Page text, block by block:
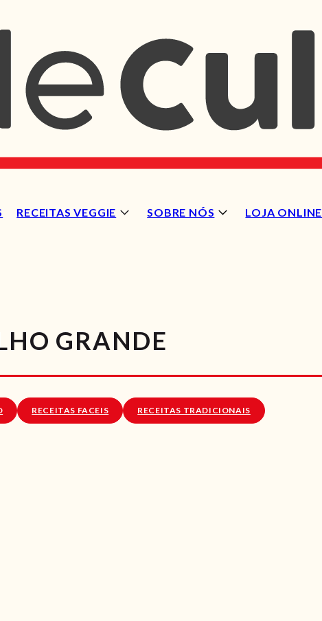
RECEITAS VEGGIE SOBRE NÓS LOJA ONLINE
GRANDE
RECEITAS FACEIS RECEITAS TRADICIONAIS